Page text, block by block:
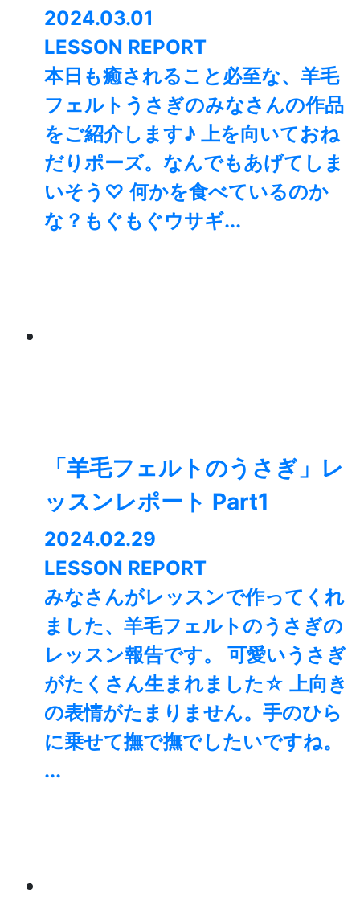
2024.03.01
LESSON REPORT
本日も癒されること必至な、羊毛
フェルトうさぎのみなさんの作品
をご紹介します♪ 上を向いておね
だりポーズ。なんでもあげてしま
いそう♡ 何かを食べているのか
な？もぐもぐウサギ...
「羊毛フェルトのうさぎ」レ
ッスンレポート Part1
2024.02.29
LESSON REPORT
みなさんがレッスンで作ってくれ
ました、羊毛フェルトのうさぎの
レッスン報告です。 可愛いうさぎ
がたくさん生まれました☆ 上向き
の表情がたまりません。手のひら
に乗せて撫で撫でしたいですね。
...